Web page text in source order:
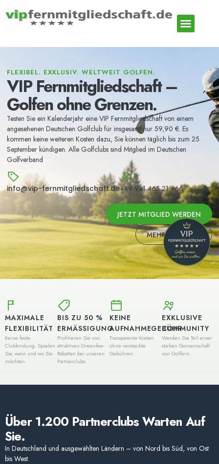
FLEXIBEL. EXKLUSIV. WELTWEIT GOLFEN.
VIP Fernmitgliedschaft –
Golfen ohne Grenzen.
Testen Sie ein Kalenderjahr eine VIP Fernmitgliedschaft von einem
angesehenen Deutschen Golfclub für insgesamt nur 59,90 €. Es
kommen keine weiteren Kosten dazu, Sie können täglich bis zum 25.
September kündigen. Alle Golfclubs sind Mitglied im Deutschen
Golfverband
info@vip-fernmitgliedschaft.de+49 941 465 21 466
JETZT MITGLIED WERDEN
MEHR ERFAHREN
MAXIMALE
FLEXIBILITÄT
Keine feste
Clubbindung. Spielen
Sie, wann und wo Sie
möchten.
BIS ZU 50 %
ERMÄSSIGUNG
Profitieren Sie von
attraktiven Greenfee-
Rabatten bei unseren
Partnerclubs.
KEINE
AUFNAHMEGEBÜHR
Transparente Kosten
ohne versteckte
Gebühren.
EXKLUSIVE
COMMUNITY
Werden Sie Teil einer
starken Gemeinschaft
von Golfern.
Über 1.200 Partnerclubs Warten Auf
Sie.
In Deutschland und ausgewählten Ländern – von Nord bis Süd, von Ost
bis West.